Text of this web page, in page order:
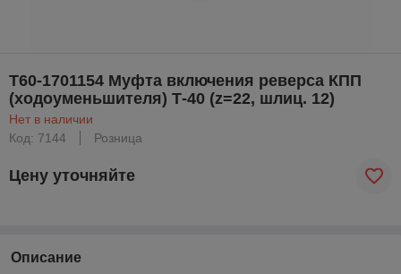
Т60-1701154 Муфта включения реверса КПП
(ходоуменьшителя) Т-40 (z=22, шлиц. 12)
Нет в наличии
Код: 7144
Розница
Цену уточняйте
Описание